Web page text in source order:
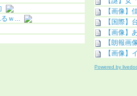
ｗ...
【画像】
【国際】
【画像】
【朗報画
【画像】
Powered by